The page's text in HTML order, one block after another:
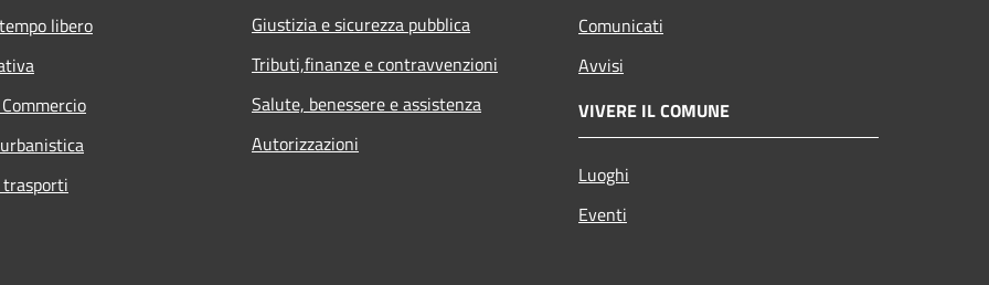
libero
Giustizia e sicurezza pubblica
Tributi,finanze e contravvenzioni
Salute, benessere e assistenza
Autorizzazioni
Comunicati
Avvisi
VIVERE IL COMUNE
Luoghi
Eventi